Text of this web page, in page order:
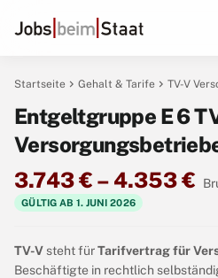
Startseite chevron_right Gehalt & Tarife chevron_right TV-V
Entgeltgruppe E 6
3.743 € – 4.353 €
GÜLTIG AB 1. JUNI 2026
TV-Vsteht fürTarifvertrag für
Beschäftigte in rechtlich